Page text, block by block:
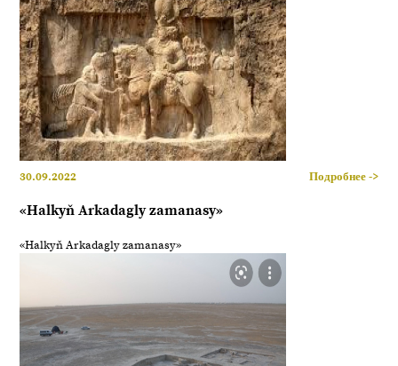
30.09.2022 Подробнее ->
«Halkyň Arkadagly zamanasy»
«Halkyň Arkadagly zamanasy»